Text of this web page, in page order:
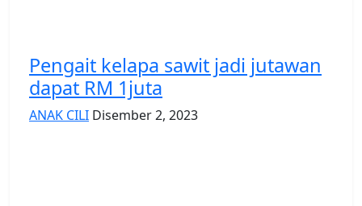
Pengait kelapa sawit jadi jutawan
dapat RM 1juta
ANAK CILI Disember 2, 2023